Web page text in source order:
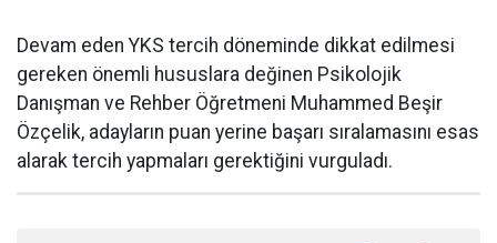
Devam eden YKS tercih döneminde dikkat edilmesi
gereken önemli hususlara değinen Psikolojik
Danışman ve Rehber Öğretmeni Muhammed Beşir
Özçelik, adayların puan yerine başarı sıralamasını esas
alarak tercih yapmaları gerektiğini vurguladı.